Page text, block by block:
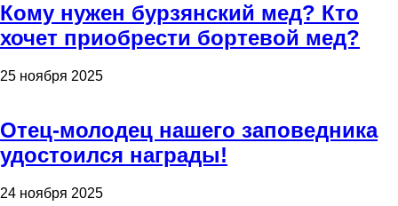
Кому нужен бурзянский мед? Кто
хочет приобрести бортевой мед?
25 ноября 2025
Отец-молодец нашего заповедника
удостоился награды!
24 ноября 2025